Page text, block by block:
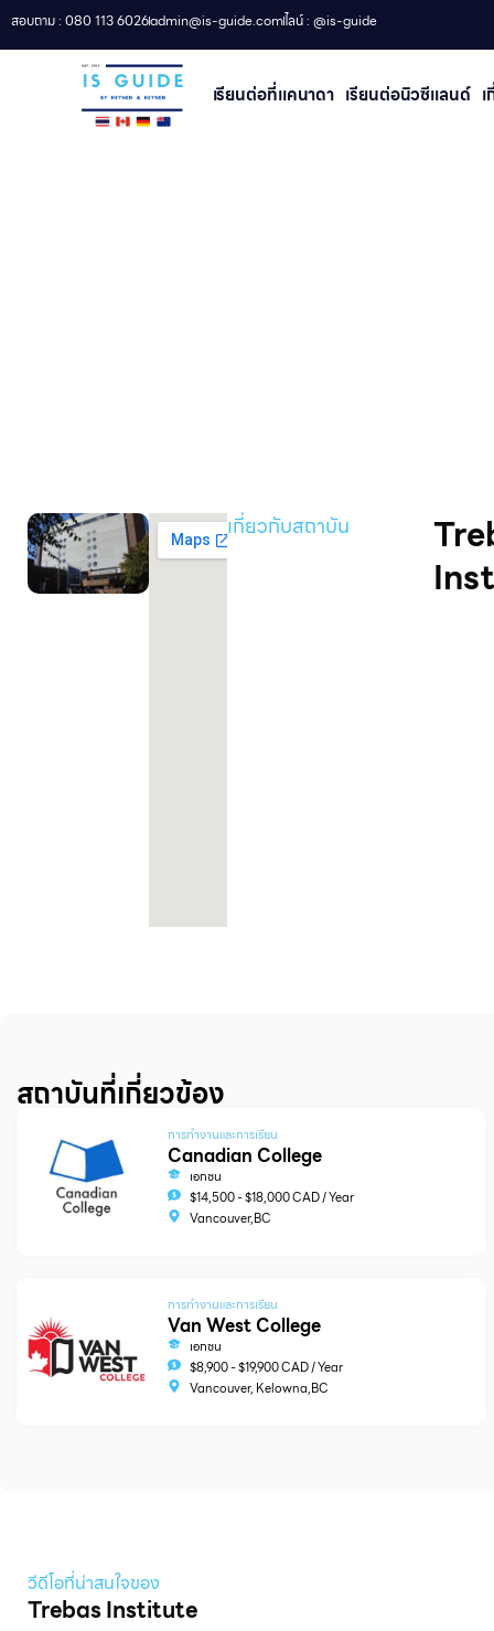
สอบถาม : 080 113 6026admin@is-guide.comไลน์ : @is-guide
เรียนต่อที่เเคนาดา เรียนต่อนิวซีแลนด์​
เกี่ยวกับสถาบัน
สถาบันที่เกี่ยวข้อง
การทำงานและการเรียน
Canadian College
เอกชน
$14,500 - $18,000 CAD / Year
Vancouver,BC
การทำงานและการเรียน
Van West College
เอกชน
$8,900 - $19,900 CAD / Year
Vancouver, Kelowna,BC
วีดีโอที่น่าสนใจของ
Trebas Institute